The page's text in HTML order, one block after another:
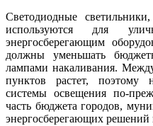
Светодиодные
используются для
энергосберегающим
должны уменьшать
лампами накаливания.
пунктов растет, поэтому
системы освещения по-
часть бюджета городов,
энергосберегающих решений